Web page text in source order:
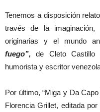
Tenemos a disposición
través de la imaginación,
originarias y el mundo
fuego”, de Cleto Castillo
humorista y escritor
Por último, “Miga y Da
Florencia Grillet, editada